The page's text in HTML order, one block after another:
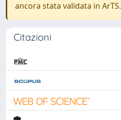
ancora stata validata in ArTS.
Citazioni